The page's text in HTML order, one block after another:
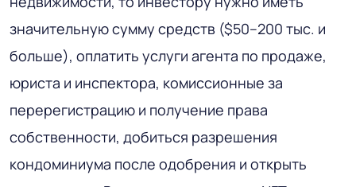
значительную сумму средств ($50–200 тыс. и
больше), оплатить услуги агента по продаже,
юриста и инспектора, комиссионные за
перерегистрацию и получение права
собственности, добиться разрешения
кондоминиума после одобрения и открыть